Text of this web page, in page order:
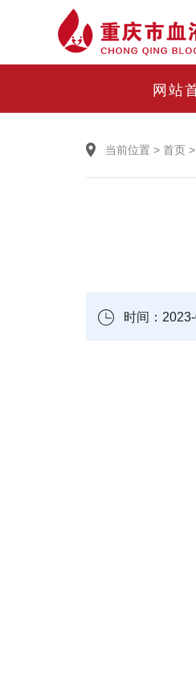
网站
当前位置 > 首页 >
时间：